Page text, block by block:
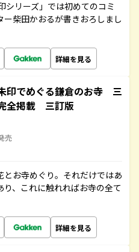
シリーズ」では初めてのコミ
柴田かおるが書きおろしまし
詳細を見る
印でめぐる鎌倉のお寺 三
全掲載 三訂版
売
お寺めぐり。それだけではあ
、これに触れればお寺の全て
詳細を見る